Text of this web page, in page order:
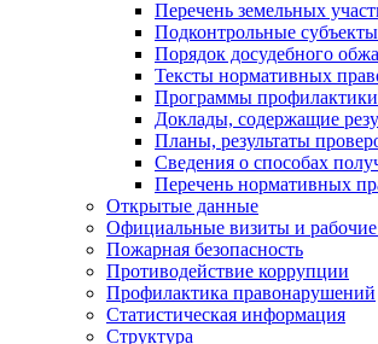
Перечень земельных
Подконтрольные
Порядок досудебного
Тексты нормативных
Программы профилактики
Доклады, содержащие
Планы, результаты
Сведения о способах
Перечень нормативных
Открытые данные
Официальные визиты и рабочие
Пожарная безопасность
Противодействие коррупции
Профилактика правонарушений
Статистическая информация
Структура